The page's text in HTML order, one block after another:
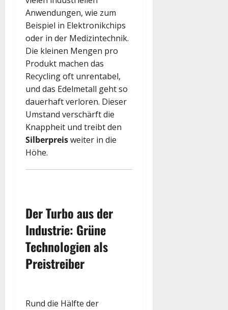
Anwendungen, wie zum
Beispiel in Elektronikchips
oder in der Medizintechnik.
Die kleinen Mengen pro
Produkt machen das
Recycling oft unrentabel,
und das Edelmetall geht so
dauerhaft verloren. Dieser
Umstand verschärft die
Knappheit und treibt den
Silberpreisweiter in die
Höhe.
Der Turbo aus der
Industrie: Grüne
Technologien als
Preistreiber
Rund die Hälfte der